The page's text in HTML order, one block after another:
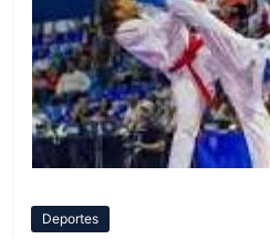
Deportes